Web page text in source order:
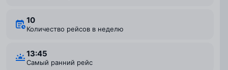
10
Количество рейсов в неделю
13:45
Самый ранний рейс